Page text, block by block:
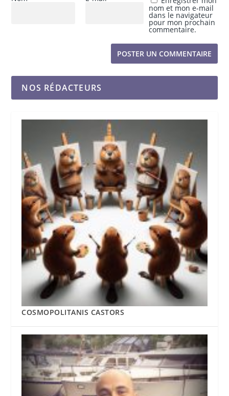
nom et mon e-mail
dans le navigateur
pour mon prochain
commentaire.
NOS RÉDACTEURS
COSMOPOLITANIS CASTORS